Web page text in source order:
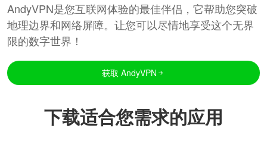
AndyVPN是您互联网体验的最佳伴侣，它帮助您突破
地理边界和网络屏障。让您可以尽情地享受这个无界
限的数字世界！
获取 AndyVPN
下载适合您需求的应用